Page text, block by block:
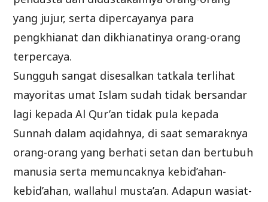
yang jujur, serta dipercayanya para
pengkhianat dan dikhianatinya orang-orang
terpercaya.
Sungguh sangat disesalkan tatkala terlihat
mayoritas umat Islam sudah tidak bersandar
lagi kepada Al Qur’an tidak pula kepada
Sunnah dalam aqidahnya, di saat semaraknya
orang-orang yang berhati setan dan bertubuh
manusia serta memuncaknya kebid’ahan-
kebid’ahan, wallahul musta’an. Adapun wasiat-